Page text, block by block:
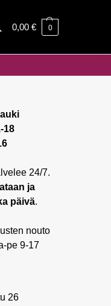
0,00 € 0
18
24/7.
ja
päivä.
nouto
pe 9-17
26